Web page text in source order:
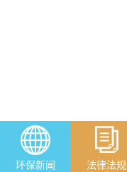
环保新闻 法律法规